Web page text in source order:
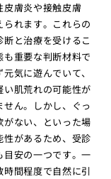
皮膚炎や接触皮膚
れます。これらの
と治療を受けるこ
重要な判断材料で
気に遊んでいて、
肌荒れの可能性が
ん。しかし、ぐっ
ない、といった場
があるため、受診
安の一つです。一
間程度で自然に引